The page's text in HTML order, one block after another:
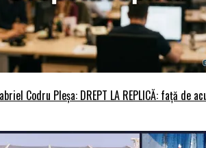
Codru Pleșa: DREPT LA REPLICĂ: față